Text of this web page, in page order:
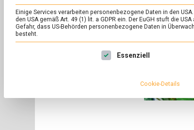
Einige Services verarbeiten personenbezogene Daten in den
den USA gemäß Art. 49 (1) lit. a GDPR ein. Der EuGH stuft die
Gefahr, dass US-Behörden personenbezogene Daten in
besteht.
Es folgt eine Liste der Service-Gruppen, für die
Essenziell
Cookie-Details